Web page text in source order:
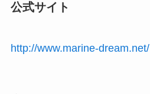
公式サイト
http://www.marine-dream.net/